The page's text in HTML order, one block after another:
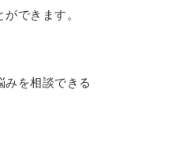
できます。
を相談できる